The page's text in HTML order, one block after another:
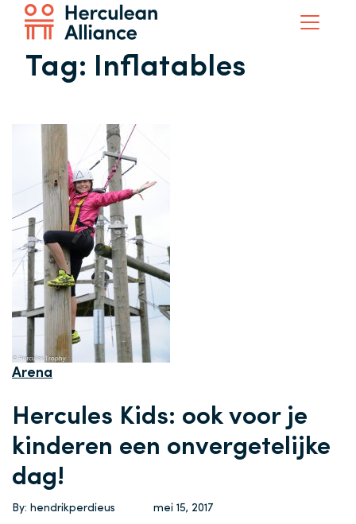
Tag: Inflatables
Arena
Hercules Kids: ook voor je
kinderen een onvergetelijke
dag!
By: hendrikperdieus mei 15, 2017